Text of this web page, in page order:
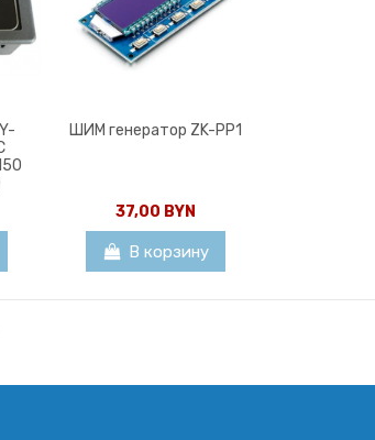
ШИМ генератор ZK-PP1
37,00 BYN
В корзину